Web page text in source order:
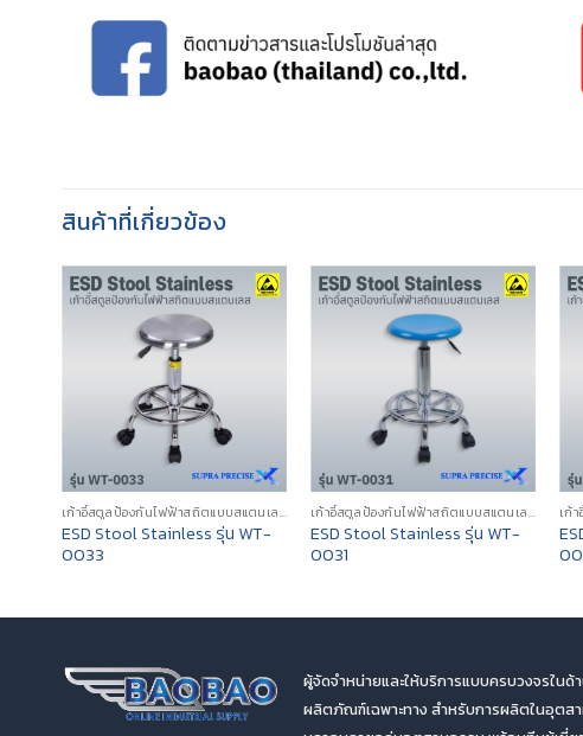
สินค้าที่เกี่ยวข้อง
เก้าอี้สตูลป้องกันไฟฟ้าสถิตแบบสแตนเลส (ESD STAINLESS STEEL STOOLS)
ESD Stool Stainless รุ่น WT-
0033
เก้าอี้สตูลป้องกันไฟฟ้าสถิตแบบสแตนเลส (ESD STAINLESS STEEL STOOLS)
ESD Stool Stainless รุ่น WT-
0031
ผู้จัดจำหน่ายและให้บริการแบบครบวงจรใ
ผลิตภัณฑ์เฉพาะทาง สำหรับการผลิตในอุตส